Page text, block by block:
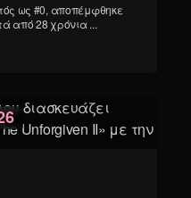
ως #0, αποπέμφθηκε
από 28 χρόνια ...